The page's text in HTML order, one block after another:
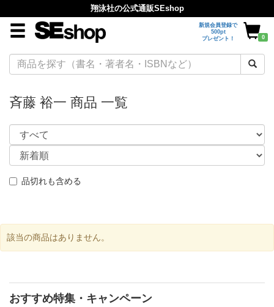
翔泳社の公式通販SEshop
新規会員登録で
500pt
プレゼント！
0
斉藤 裕一 商品 一覧
品切れも含める
該当の商品はありません。
おすすめ特集・キャンペーン